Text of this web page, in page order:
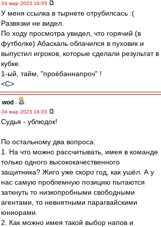
04 мар 2023 16:05
У меня ссылка в тырнете отрубилсась :(
Развязки не видел.
По ходу просмотра увидел, что горячий (в
футболке) Абаскаль облачился в пуховик и
выпустил игроков, которые сделали результат в
кубке.
1-ый, тайм, "проёбаннапроч" !
<C>
wod -
04 мар 2023 16:03
Судья - ублюдок!
По остальному два вопроса:
1. На что можно рассчитывать, имея в команде
только одного высококачественного
защитника? Жиго уже скоро год, как ушёл. А у
нас самую проблемную позицию пытаются
заткнуть то низкопробными свободными
агентами, то невнятными парагвайскими
юниорами.
2. Как можно имея такой выбор напов и